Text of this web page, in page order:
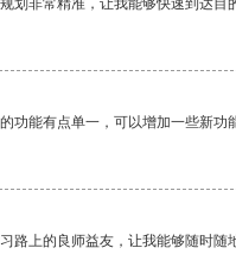
划非常精准，让我能够快速到达目
功能有点单一，可以增加一些新功
路上的良师益友，让我能够随时随